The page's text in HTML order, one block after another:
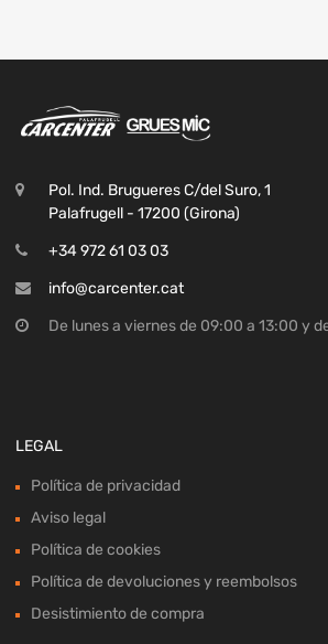
Pol. Ind. Brugueres C/del Suro, 1
Palafrugell - 17200 (Girona)
+34 972 61 03 03
info@carcenter.cat
De lunes a viernes de 09:00 a 13:00 y
LEGAL
Política de privacidad
Aviso legal
Política de cookies
Política de devoluciones y reembolsos
Desistimiento de compra